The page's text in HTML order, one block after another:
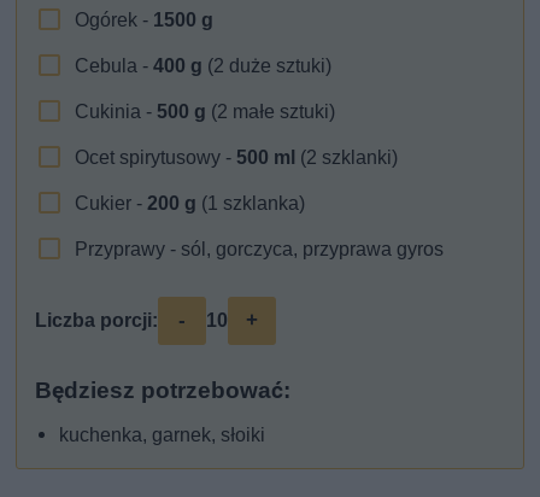
Ogórek - 1500 g
Cebula -400 g (2 duże sztuki)
Cukinia - 500 g (2 małe sztuki)
Ocet spirytusowy - 500 ml (2 szklanki)
Cukier -200 g (1 szklanka)
Przyprawy - sól, gorczyca, przyprawa gyros
Liczba porcji: - 10 +
Będziesz potrzebować:
kuchenka, garnek, słoiki